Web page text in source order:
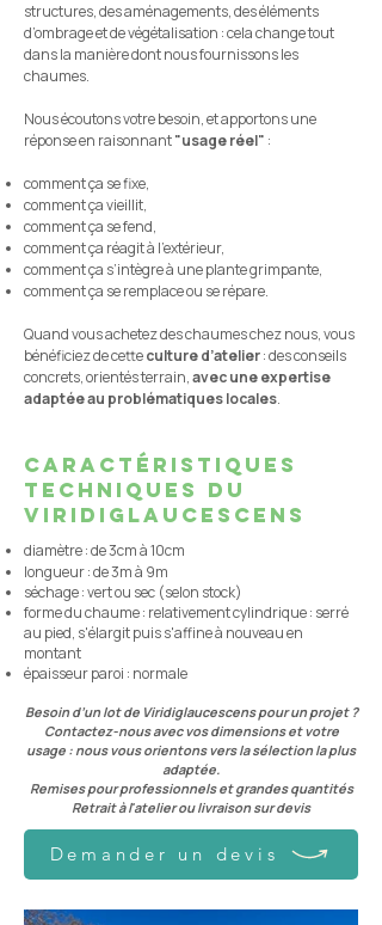
structures, des aménagements, des éléments
d’ombrage et de végétalisation : cela change tout
dans la manière dont nous fournissons les
chaumes.
Nous écoutons votre besoin, et apportons une
réponse en raisonnant"usage réel" :
comment ça se fixe,
comment ça vieillit,
comment ça se fend,
comment ça réagit à l’extérieur,
comment ça s’intègre à une plante grimpante,
comment ça se remplace ou se répare.
Quand vous achetez des chaumes chez nous, vous
bénéficiez de cetteculture d’atelier: des conseils
concrets, orientés terrain,avec une expertise
adaptée au problématiques locales.
caractéristiques
techniques du
viridiglaucescens
diamètre : de 3cm à 10cm
longueur : de 3m à 9m
séchage : vert ou sec (selon stock)
forme du chaume : relativement cylindrique : serré
au pied, s'élargit puis s'affine à nouveau en
montant
épaisseur paroi : normale
Besoin d’un lot de Viridiglaucescens pour un projet ?
Contactez-nous avec vos dimensions et votre
usage : nous vous orientons vers la sélection la plus
adaptée.
Remises pour professionnels et grandes quantités
Retrait à l'atelier ou livraison sur devis
Demander un devis